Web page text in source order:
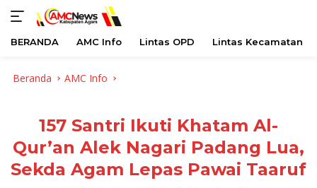
BERANDA AMC Info Lintas OPD Lintas Kecamatan
Beranda AMC Info
157 Santri Ikuti Khatam Al-
Qur’an Alek Nagari Padang Lua,
Sekda Agam Lepas Pawai Taaruf